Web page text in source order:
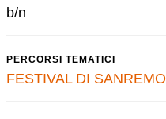
b/n
PERCORSI TEMATICI
FESTIVAL DI SANREMO